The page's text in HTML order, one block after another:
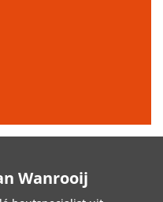
Wanrooij